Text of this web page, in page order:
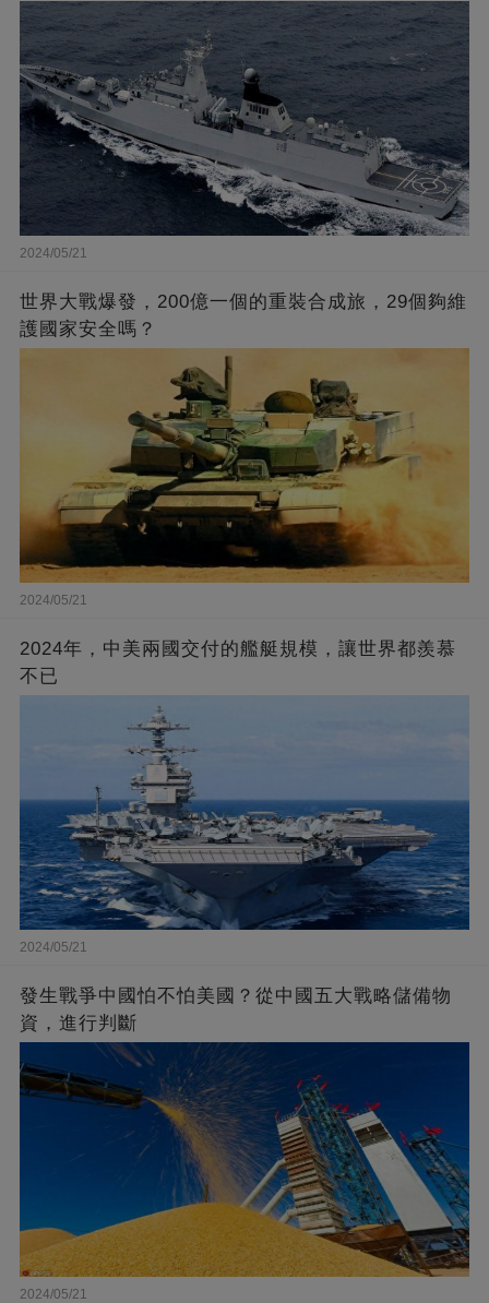
2024/05/21
世界大戰爆發，200億一個的重裝合成旅，29個夠維
護國家安全嗎？
2024/05/21
2024年，中美兩國交付的艦艇規模，讓世界都羨慕
不已
2024/05/21
發生戰爭中國怕不怕美國？從中國五大戰略儲備物
資，進行判斷
2024/05/21